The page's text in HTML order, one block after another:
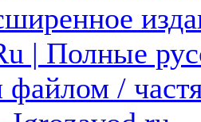
| Полные
/